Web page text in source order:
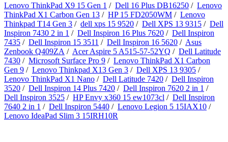
Lenovo ThinkPad X9 15 Gen 1 / Dell 16 Plus DB16250 / Lenovo
ThinkPad X1 Carbon Gen 13 / HP 15 FD2050WM / Lenovo
Thinkpad T14 Gen 3 / dell xps 15 9520 / Dell XPS 13 9315 / Dell
Inspiron 7430 2 in 1 / Dell Inspiron 16 Plus 7620 / Dell Inspiron
7435 / Dell Inspiron 15 3511 / Dell Inspiron 16 5620 / Asus
Zenbook Q409ZA / Acer Aspire 5 A515-57-52YQ / Dell Latitude
7430 / Microsoft Surface Pro 9 / Lenovo ThinkPad X1 Carbon
Gen 9 / Lenovo Thinkpad X13 Gen 3 / Dell XPS 13 9305 /
Lenovo ThinkPad X1 Nano / Dell Latitude 7420 / Dell Inspiron
3520 / Dell Inspiron 14 Plus 7420 / Dell Inspiron 7620 2 in 1 /
Dell Inspiron 3525 / HP Envy x360 15 ew1073cl / Dell Inspiron
7640 2 in 1 / Dell Inspiron 5440 / Lenovo Legion 5 15IAX10 /
Lenovo IdeaPad Slim 3 15IRH10R